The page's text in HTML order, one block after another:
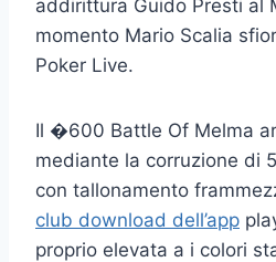
addirittura Guido Presti al
momento Mario Scalia
Poker Live.
Il �600 Battle Of Melma
mediante la corruzione di
con tallonamento
club download dell’app
proprio elevata a i colori